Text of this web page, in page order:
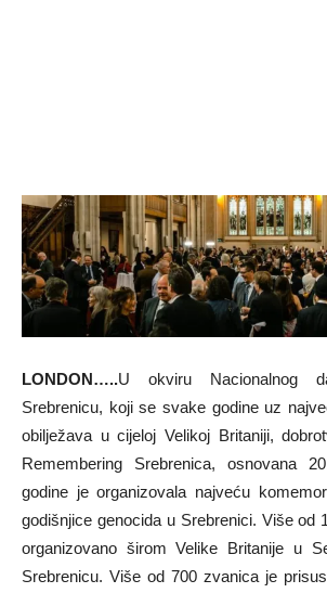
LONDON…..U okviru Nacionalnog
Srebrenicu, koji se svake godine uz
obilježava u cijeloj Velikoj Britaniji,
Remembering Srebrenica, osnovana
godine je organizovala najveću
godišnjice genocida u Srebrenici. Više od
organizovano širom Velike Britanije u
Srebrenicu. Više od 700 zvanica je